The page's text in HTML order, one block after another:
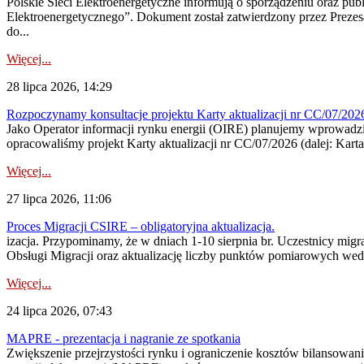
Elektroenergetycznego”. Dokument został zatwierdzony przez
do...
Więcej...
28 lipca 2026, 14:29
Rozpoczynamy konsultacje projektu Karty aktualizacji nr CC/07/
Jako Operator informacji rynku energii (OIRE) planujemy
opracowaliśmy projekt Karty aktualizacji nr CC/07/2026 (dalej:
Więcej...
27 lipca 2026, 11:06
Proces Migracji CSIRE – obligatoryjna aktualizacja.
izacja. Przypominamy, że w dniach 1-10 sierpnia br. Uczestnicy
Obsługi Migracji oraz aktualizację liczby punktów pomiarowych
Więcej...
24 lipca 2026, 07:43
MAPRE - prezentacja i nagranie ze spotkania
Zwiększenie przejrzystości rynku i ograniczenie kosztów